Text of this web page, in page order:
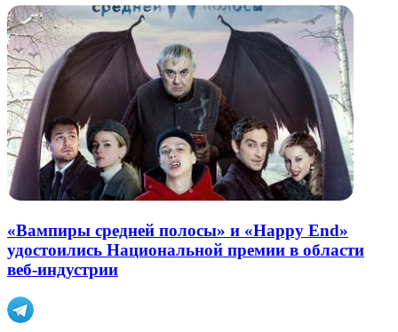
«Вампиры средней полосы» и «Happy End»
удостоились Национальной премии в области
веб-индустрии